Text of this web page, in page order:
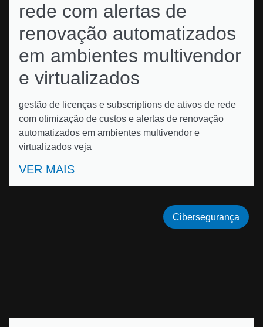
rede com alertas de
renovação automatizados
em ambientes multivendor
e virtualizados
gestão de licenças e subscriptions de ativos de rede
com otimização de custos e alertas de renovação
automatizados em ambientes multivendor e
virtualizados veja
VER MAIS
Cibersegurança